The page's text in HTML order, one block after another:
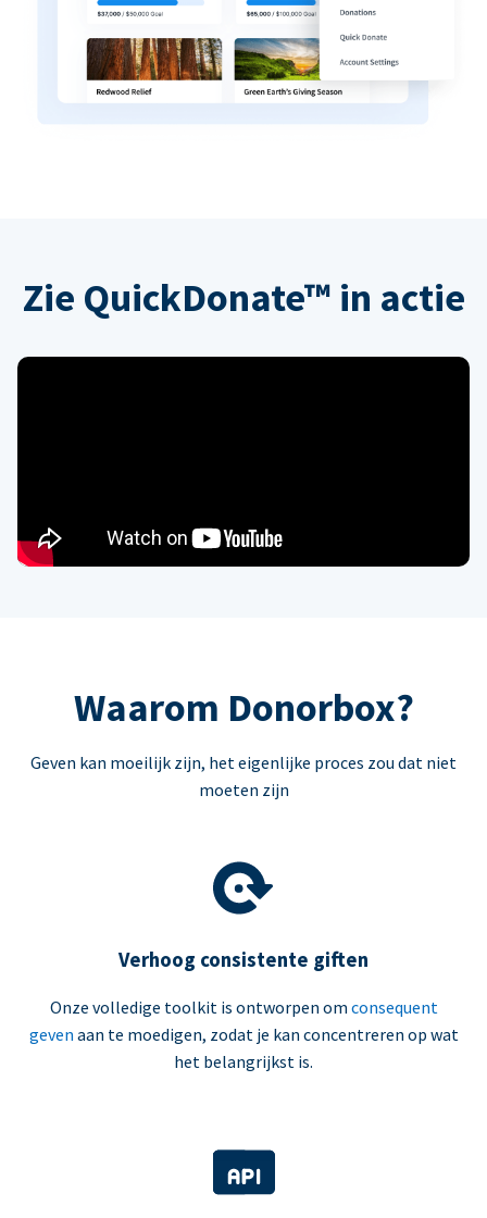
Zie QuickDonate™ in actie
Waarom Donorbox?
Geven kan moeilijk zijn, het eigenlijke proces zou dat niet
moeten zijn
Verhoog consistente giften
Onze volledige toolkit is ontworpen om consequent
geven aan te moedigen, zodat je kan concentreren op wat
het belangrijkst is.